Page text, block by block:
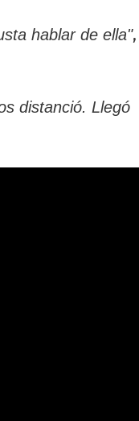
hablar de ella",
distanció. Llegó